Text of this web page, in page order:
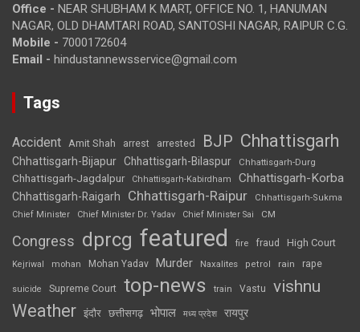
Office - NEAR SHUBHAM K MART, OFFICE NO. 1, HANUMAN
NAGAR, OLD DHAMTARI ROAD, SANTOSHI NAGAR, RAIPUR C.G.
Mobile - 7000172604
Email - hindustannewsservice@gmail.com
Tags
Accident Amit Shah arrest arrested BJP Chhattisgarh
Chhattisgarh-Bijapur Chhattisgarh-Bilaspur Chhattisgarh-Durg
Chhattisgarh-Jagdalpur Chhattisgarh-Kabirdham Chhattisgarh-Korba
Chhattisgarh-Raigarh Chhattisgarh-Raipur
Chhattisgarh-Sukma
Chief Minister
Chief Minister Dr. Yadav Chief Minister Sai CM
Congress dprcg featured fire fraud High Court
Kejriwal mohan Mohan Yadav Murder Naxalites petrol rain rape
suicide Supreme Court top-news train Vastu vishnu
Weather इंदौर छत्तीसगढ़ भोपाल मध्य प्रदेश रायपुर